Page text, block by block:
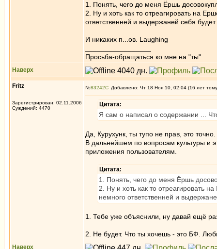
1. Понять, чего до меня Ёршь
2. Ну и хоть как то отреагировать на
ответственней и выдержаней себя будет
И никаких п...ов. Laughing
Просьба-обращаться ко мне на "ты"
Наверх
Fritz
Зарегистрирован: 02.11.2006
Суждений: 4470
№83242 Добавлено: Чт 18 Ноя 10, 02:04 (16 лет
Цитата:
Я сам о написал о содержании ...
Да, Курухунк, ты тупо не прав, это
В дальнейшем по вопросам культуры и
приложения пользователям.
Цитата:
1. Понять, чего до меня Ёршь
2. Ну и хоть как то отреагировать
немного ответственней и
1. Тебе уже объяснили, ну давай ещё
2. Не будет. Что ты хочешь - это БФ.
Наверх